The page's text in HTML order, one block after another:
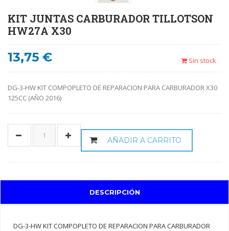
KIT JUNTAS CARBURADOR TILLOTSON
HW27A X30
13,75 € Sin stock
DG-3-HW KIT COMPOPLETO DE REPARACION PARA CARBURADOR X30
125CC (AÑO 2016)
AÑADIR A CARRITO
DESCRIPCIÓN
DG-3-HW KIT COMPOPLETO DE REPARACION PARA CARBURADOR